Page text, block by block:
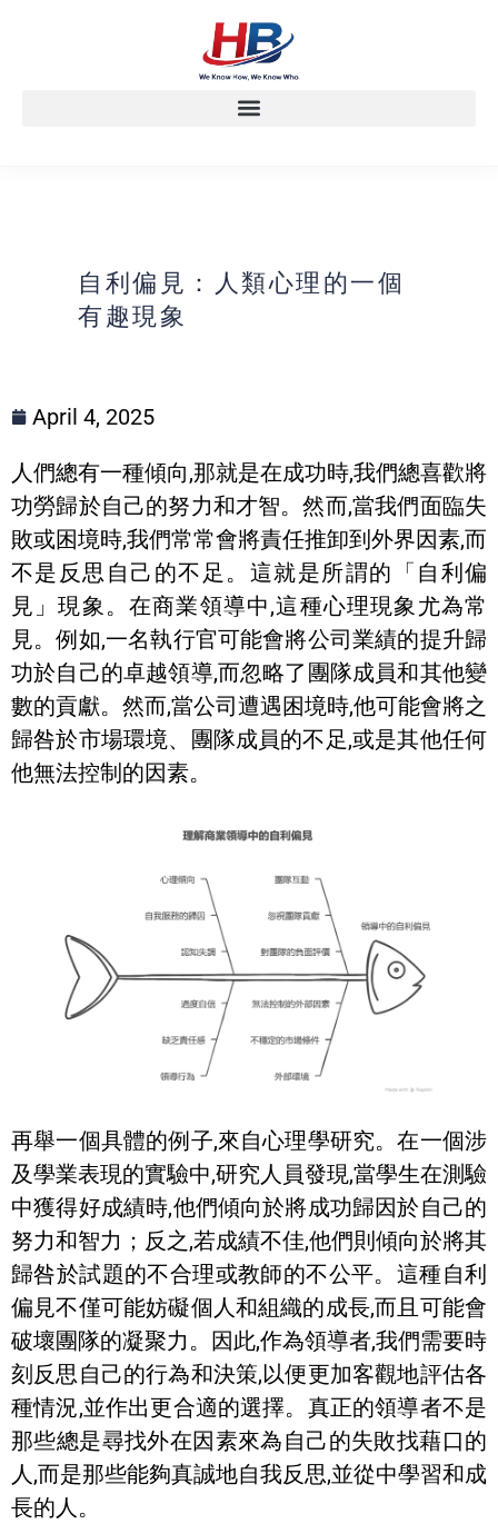
自利偏見：人類心理的一個
有趣現象
April 4, 2025
人們總有一種傾向,那就是在成功時,我們總喜歡將
功勞歸於自己的努力和才智。然而,當我們面臨失
敗或困境時,我們常常會將責任推卸到外界因素,而
不是反思自己的不足。這就是所謂的「自利偏
見」現象。在商業領導中,這種心理現象尤為常
見。例如,一名執行官可能會將公司業績的提升歸
功於自己的卓越領導,而忽略了團隊成員和其他變
數的貢獻。然而,當公司遭遇困境時,他可能會將之
歸咎於市場環境、團隊成員的不足,或是其他任何
他無法控制的因素。
再舉一個具體的例子,來自心理學研究。在一個涉
及學業表現的實驗中,研究人員發現,當學生在測驗
中獲得好成績時,他們傾向於將成功歸因於自己的
努力和智力；反之,若成績不佳,他們則傾向於將其
歸咎於試題的不合理或教師的不公平。這種自利
偏見不僅可能妨礙個人和組織的成長,而且可能會
破壞團隊的凝聚力。因此,作為領導者,我們需要時
刻反思自己的行為和決策,以便更加客觀地評估各
種情況,並作出更合適的選擇。真正的領導者不是
那些總是尋找外在因素來為自己的失敗找藉口的
人,而是那些能夠真誠地自我反思,並從中學習和成
長的人。